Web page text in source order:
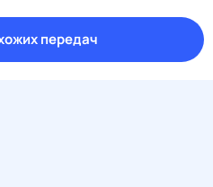
передач